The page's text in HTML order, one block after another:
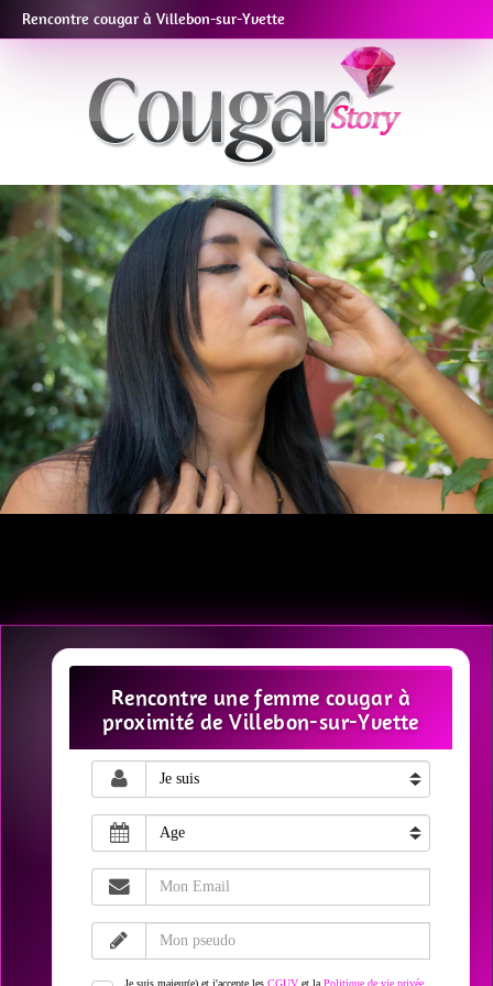
Rencontre cougar à Villebon-sur-Yvette
Rencontre une femme cougar à
proximité de Villebon-sur-Yvette
Je suis majeur(e) et j'accepte les CGUV et la Politique de vie privée